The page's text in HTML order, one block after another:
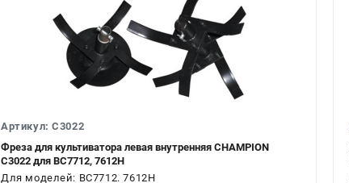
Артикул: C3022
Фреза для культиватора левая внутренняя CHAMPION
C3022 для BC7712, 7612H
Для моделей: BC7712. 7612H